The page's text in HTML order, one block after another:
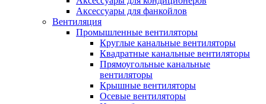
Аксессуары для фанкойлов
Вентиляция
Промышленные вентиляторы
Круглые канальные вентиляторы
Квадратные канальные вентиляторы
Прямоугольные канальные
вентиляторы
Крышные вентиляторы
Осевые вентиляторы